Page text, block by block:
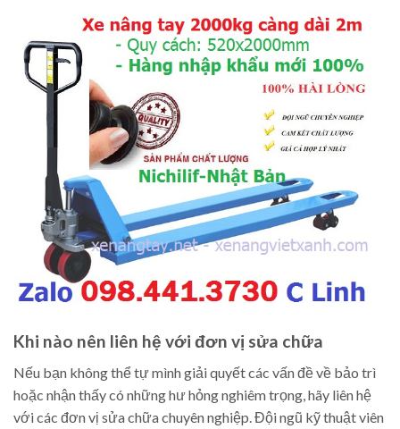
Khi nào nên liên hệ với đơn vị sửa chữa
Nếu bạn không thể tự mình giải quyết các vấn đề về bảo trì
hoặc nhận thấy có những hư hỏng nghiêm trọng, hãy liên hệ
với các đơn vị sửa chữa chuyên nghiệp. Đội ngũ kỹ thuật viên